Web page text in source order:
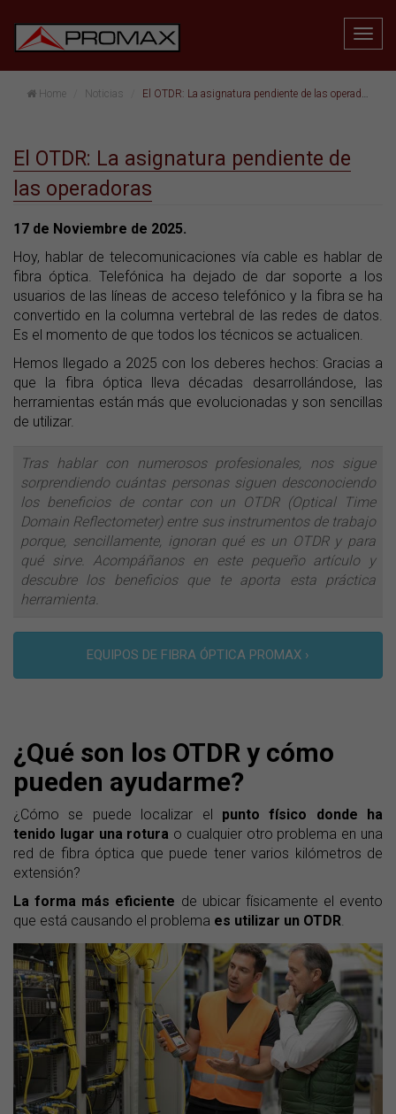
Home Noticias El OTDR: La asignatura pendiente de las operadoras
El OTDR: La asignatura pendiente de
las operadoras
17 de Noviembre de 2025.
Hoy, hablar de telecomunicaciones vía cable es hablar de
fibra óptica. Telefónica ha dejado de dar soporte a los
usuarios de las líneas de acceso telefónico y la fibra se ha
convertido en la columna vertebral de las redes de datos.
Es el momento de que todos los técnicos se actualicen.
Hemos llegado a 2025 con los deberes hechos: Gracias a
que la fibra óptica lleva décadas desarrollándose, las
herramientas están más que evolucionadas y son sencillas
de utilizar.
Tras hablar con numerosos profesionales, nos sigue
sorprendiendo cuántas personas siguen desconociendo
los beneficios de contar con un OTDR (Optical Time
Domain Reflectometer) entre sus instrumentos de trabajo
porque, sencillamente, ignoran qué es un OTDR y para
qué sirve. Acompáñanos en este pequeño artículo y
descubre los beneficios que te aporta esta práctica
herramienta.
EQUIPOS DE FIBRA ÓPTICA PROMAX ›
¿Qué son los OTDR y cómo
pueden ayudarme?
¿Cómo se puede localizar el punto físico donde ha
tenido lugar una rotura o cualquier otro problema en una
red de fibra óptica que puede tener varios kilómetros de
extensión?
La forma más eficiente de ubicar físicamente el evento
que está causando el problema es utilizar un OTDR.